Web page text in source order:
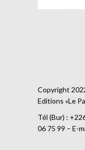
Copyright
Editions «Le
Tél (Bur) :
06 75 99 – E-